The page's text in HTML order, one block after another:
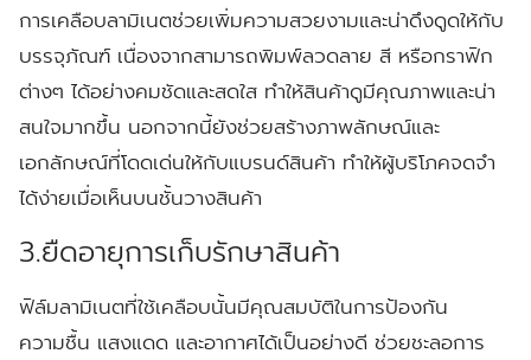
การเคลือบลามิเนตช่วยเพิ่มความสวยงามและน่าดึงดูดให้กับ
บรรจุภัณฑ์ เนื่องจากสามารถพิมพ์ลวดลาย สี หรือกราฟิก
ต่างๆ ได้อย่างคมชัดและสดใส ทำให้สินค้าดูมีคุณภาพและน่า
สนใจมากขึ้น นอกจากนี้ยังช่วยสร้างภาพลักษณ์และ
เอกลักษณ์ที่โดดเด่นให้กับแบรนด์สินค้า ทำให้ผู้บริโภคจดจำ
ได้ง่ายเมื่อเห็นบนชั้นวางสินค้า
3.ยืดอายุการเก็บรักษาสินค้า
ฟิล์มลามิเนตที่ใช้เคลือบนั้นมีคุณสมบัติในการป้องกัน
ความชื้น แสงแดด และอากาศได้เป็นอย่างดี ช่วยชะลอการ